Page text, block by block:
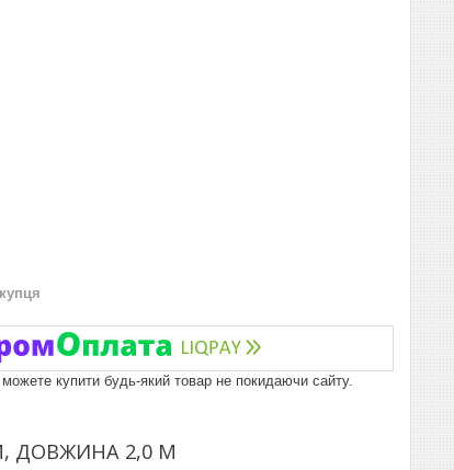
купити будь-який товар не покидаючи сайту.
ДОВЖИНА 2,0 М